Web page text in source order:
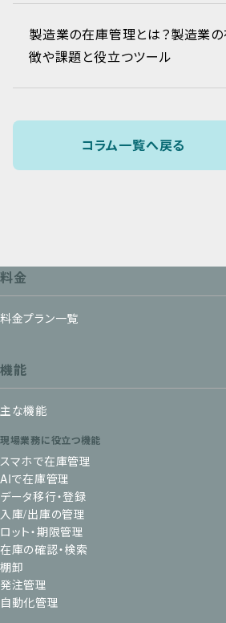
製造業の在庫管理とは？製造業
徴や課題と役立つツール
コラム一覧へ戻る
料金
料金プラン一覧
機能
主な機能
現場業務に役立つ機能
スマホで在庫管理
AIで在庫管理
データ移行・登録
入庫/出庫の管理
ロット・期限管理
在庫の確認・検索
棚卸
発注管理
自動化管理